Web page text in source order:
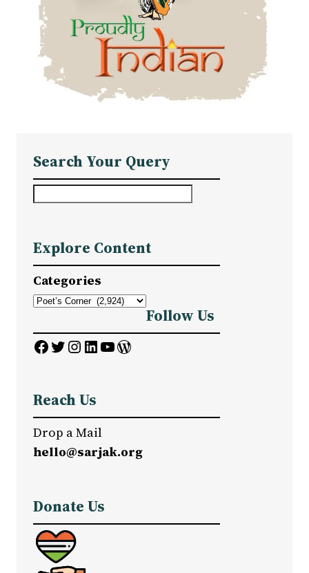
Search Your Query
r
c
h
Explore Content
Categories
Follow Us
Facebook Twitter InstagramLinkedIn YouTube WordPress
Reach Us
Drop a Mail
hello@sarjak.org
Donate Us